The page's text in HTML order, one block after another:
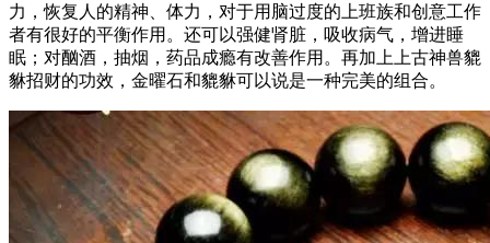
力，恢复人的精神、体力，对于用脑过度的上班族和创意工作
者有很好的平衡作用。还可以强健肾脏，吸收病气，增进睡
眠；对酗酒，抽烟，药品成瘾有改善作用。再加上上古神兽貔
貅招财的功效，金曜石和貔貅可以说是一种完美的组合。